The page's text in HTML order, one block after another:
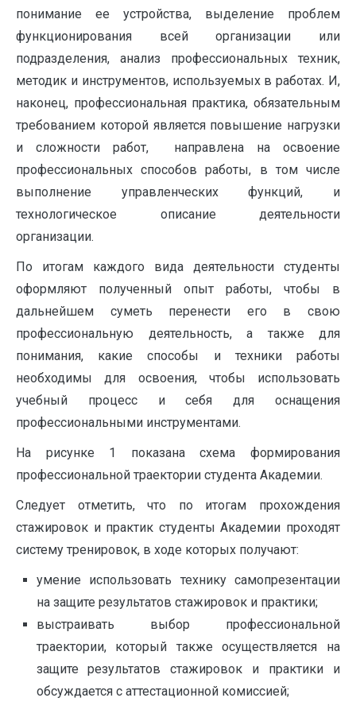
понимание ее устройства, выделение проблем
функционирования всей организации или
подразделения, анализ профессиональных техник,
методик и инструментов, используемых в работах. И,
наконец, профессиональная практика, обязательным
требованием которой является повышение нагрузки
и сложности работ, направлена на освоение
профессиональных способов работы, в том числе
выполнение управленческих функций, и
технологическое описание деятельности
организации.
По итогам каждого вида деятельности студенты
оформляют полученный опыт работы, чтобы в
дальнейшем суметь перенести его в свою
профессиональную деятельность, а также для
понимания, какие способы и техники работы
необходимы для освоения, чтобы использовать
учебный процесс и себя для оснащения
профессиональными инструментами.
На рисунке 1 показана схема формирования
профессиональной траектории студента Академии.
Следует отметить, что по итогам прохождения
стажировок и практик студенты Академии проходят
систему тренировок, в ходе которых получают:
умение использовать технику самопрезентации
на защите результатов стажировок и практики;
выстраивать выбор профессиональной
траектории, который также осуществляется на
защите результатов стажировок и практики и
обсуждается с аттестационной комиссией;